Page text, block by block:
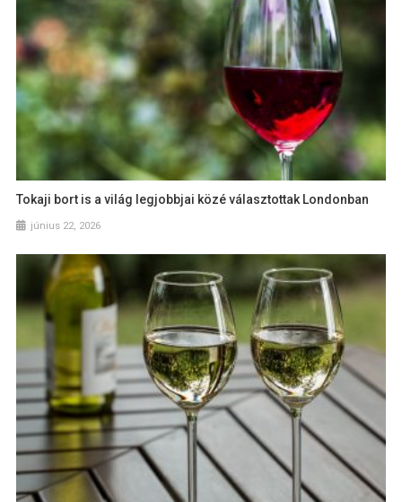
Tokaji bort is a világ legjobbjai közé választottak Londonban
június 22, 2026